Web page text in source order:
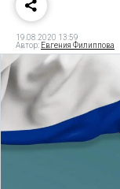
19.08.2020 13:59
Автор: Евгения Филиппова